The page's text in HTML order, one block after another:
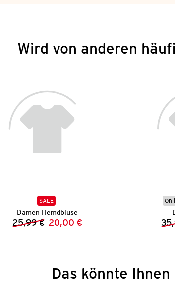
Wird von anderen
SALE
Damen Hemdbluse
Vorheriger Preis:
25,99 € Neuer Preis:
20,00 €
Das könnte